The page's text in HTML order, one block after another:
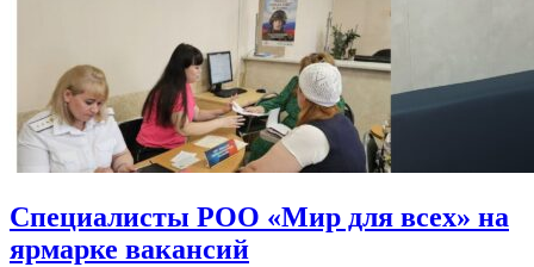
Специалисты РОО «Мир для всех» на
ярмарке вакансий